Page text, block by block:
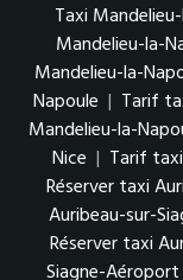
Taxi
Mandelieu-la-
Mandelieu-la-
Napoule | Tarif
Mandelieu-la-
Nice | Tarif
Réserver taxi
Auribeau-sur-
Réserver taxi
Siagne-Aéroport